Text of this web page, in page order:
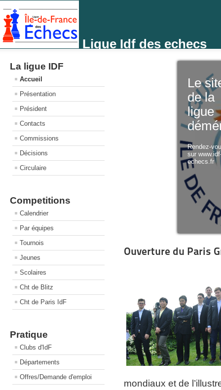
Ligue Idf des echecs
La ligue IDF
Accueil
Présentation
Président
Contacts
Commissions
Décisions
Circulaire
Competitions
Calendrier
Par équipes
Tournois
Jeunes
Scolaires
Cht de Blitz
Cht de Paris IdF
Pratique
Clubs d'IdF
Départements
Offres/Demande d'emploi
Le
de la
ligue
Rendez-
sur
echecs.fr
Ouverture du Paris
mondiaux et de